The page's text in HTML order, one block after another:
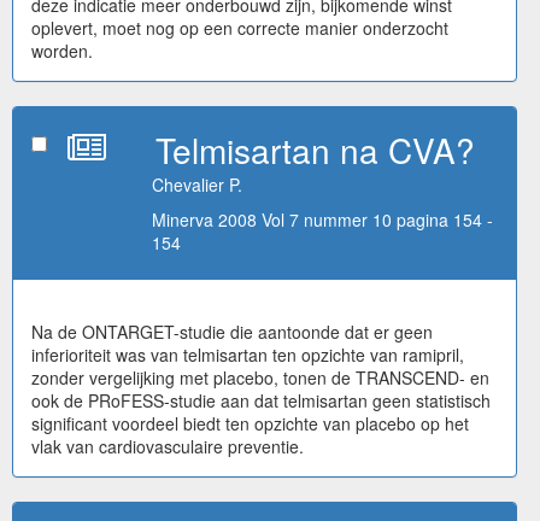
oplevert, moet nog op een correcte manier onderzocht
worden.
Telmisartan na CVA?
Chevalier P.
Minerva 2008 Vol 7 nummer 10 pagina 154 -
154
Na de ONTARGET-studie die aantoonde dat er geen
inferioriteit was van telmisartan ten opzichte van ramipril,
zonder vergelijking met placebo, tonen de TRANSCEND- en
ook de PRoFESS-studie aan dat telmisartan geen statistisch
significant voordeel biedt ten opzichte van placebo op het
vlak van cardiovasculaire preventie.